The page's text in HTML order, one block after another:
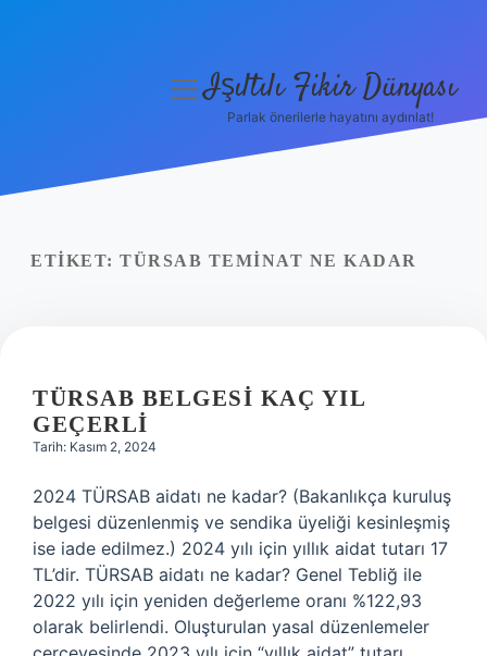
Yasal Uyarı
menüyüIşıltılı Fikir Dünyası
Parlak önerilerle hayatını aydınlat!
ETIKET: TÜRSAB TEMINAT NE KADAR
TÜRSAB BELGESI KAÇ YIL
GEÇERLI
Tarih: Kasım 2, 2024
2024 TÜRSAB aidatı ne kadar? (Bakanlıkça kuruluş
belgesi düzenlenmiş ve sendika üyeliği kesinleşmiş
ise iade edilmez.) 2024 yılı için yıllık aidat tutarı 17
TL’dir. TÜRSAB aidatı ne kadar? Genel Tebliğ ile
2022 yılı için yeniden değerleme oranı %122,93
olarak belirlendi. Oluşturulan yasal düzenlemeler